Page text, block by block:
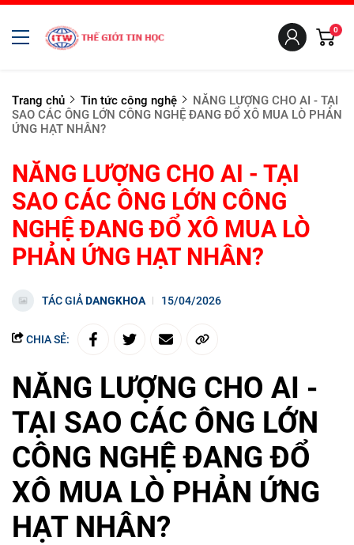
0
Trang chủ Tin tức công nghệ
NĂNG LƯỢNG CHO AI - TẠI
SAO CÁC ÔNG LỚN CÔNG NGHỆ ĐANG ĐỔ XÔ MUA LÒ PHẢN
ỨNG HẠT NHÂN?
NĂNG LƯỢNG CHO AI - TẠI
SAO CÁC ÔNG LỚN CÔNG
NGHỆ ĐANG ĐỔ XÔ MUA LÒ
PHẢN ỨNG HẠT NHÂN?
TÁC GIẢDANGKHOA 15/04/2026
CHIA SẺ:
NĂNG LƯỢNG CHO AI -
TẠI SAO CÁC ÔNG LỚN
CÔNG NGHỆ ĐANG ĐỔ
XÔ MUA LÒ PHẢN ỨNG
HẠT NHÂN?